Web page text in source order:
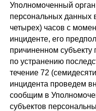
Уполномоченный
персональных данных
четырех) часов с
инциденте, его
причиненном
по устранению
течение 72
инцидента проведем
сообщим в
субъектов